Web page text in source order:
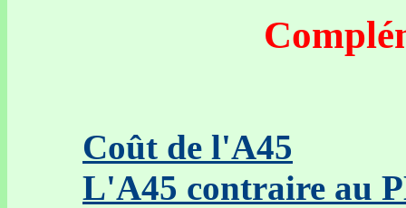
Coût de l'A45
L'A45 contraire au